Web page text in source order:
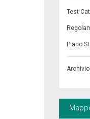
Test
Piano